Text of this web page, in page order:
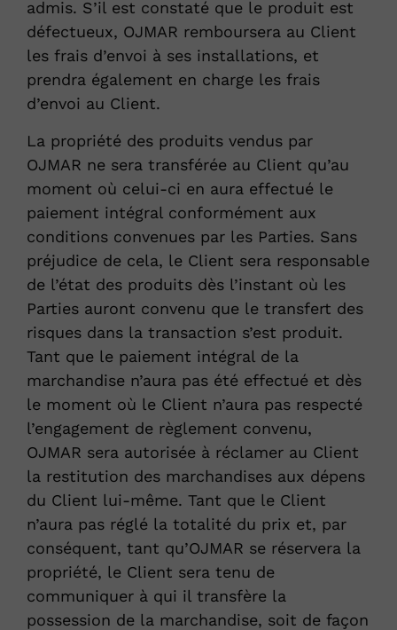
admis. S’il est constaté que le produit est
défectueux, OJMAR remboursera au Client
les frais d’envoi à ses installations, et
prendra également en charge les frais
d’envoi au Client.
La propriété des produits vendus par
OJMAR ne sera transférée au Client qu’au
moment où celui-ci en aura effectué le
paiement intégral conformément aux
conditions convenues par les Parties. Sans
préjudice de cela, le Client sera responsable
de l’état des produits dès l’instant où les
Parties auront convenu que le transfert des
risques dans la transaction s’est produit.
Tant que le paiement intégral de la
marchandise n’aura pas été effectué et dès
le moment où le Client n’aura pas respecté
l’engagement de règlement convenu,
OJMAR sera autorisée à réclamer au Client
la restitution des marchandises aux dépens
du Client lui-même. Tant que le Client
n’aura pas réglé la totalité du prix et, par
conséquent, tant qu’OJMAR se réservera la
propriété, le Client sera tenu de
communiquer à qui il transfère la
possession de la marchandise, soit de façon